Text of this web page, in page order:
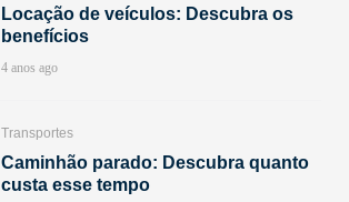
Locação de veículos: Descubra os
benefícios
4 anos ago
Transportes
Caminhão parado: Descubra quanto
custa esse tempo